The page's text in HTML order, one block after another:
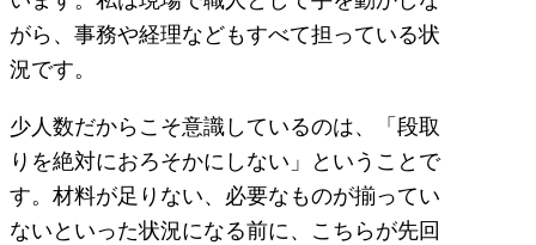
がら、事務や経理などもすべて担っている状
況です。
少人数だからこそ意識しているのは、「段取
りを絶対におろそかにしない」ということで
す。材料が足りない、必要なものが揃ってい
ないといった状況になる前に、こちらが先回